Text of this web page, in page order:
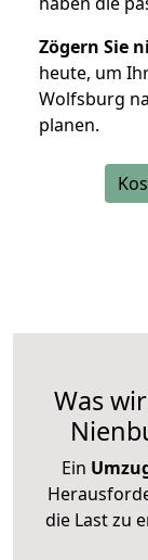
Zögern Sie
heute, um
Wolfsburg
planen.
Was
Ein
die Last zu